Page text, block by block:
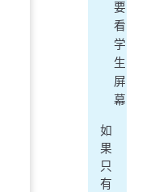
要
看
学
生
屏
幕
如
果
只
有